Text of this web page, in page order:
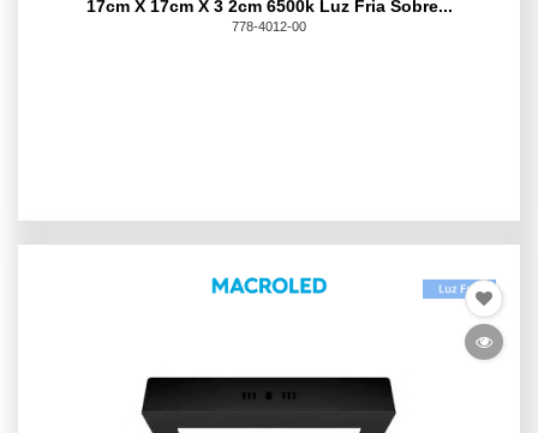
17cm X 17cm X 3 2cm 6500k Luz Fria Sobre...
778-4012-00